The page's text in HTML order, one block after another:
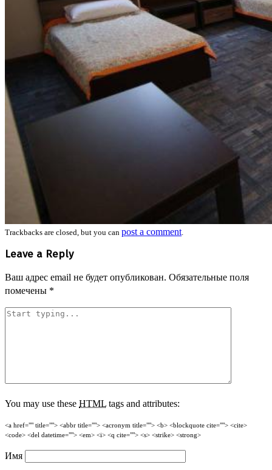
Trackbacks are closed, but you can post a comment.
Leave a Reply
Ваш адрес email не будет опубликован. Обязательные поля
помечены *
You may use these HTML tags and attributes:
<a href="" title=""> <abbr title=""> <acronym title=""> <b> <blockquote cite=""> <cite>
<code> <del datetime=""> <em> <i> <q cite=""> <s> <strike> <strong>
Имя